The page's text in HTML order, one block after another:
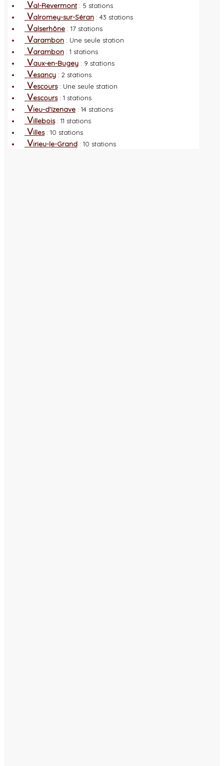
Val-Revermont: 5 stations
Valromey-sur-Séran : 43 stations
Valserhône : 17 stations
Varambon : Une seule station
Varambon : 1 stations
Vaux-en-Bugey : 9 stations
Vesancy : 2 stations
Vescours: Une seule station
Vescours: 1 stations
Vieu-d'Izenave : 14 stations
Villebois: 11 stations
Villes: 10 stations
Virieu-le-Grand : 10 stations